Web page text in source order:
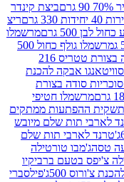
ביצת קינדר
ריצ
מרשמלו
מרשמלו גולף כחול 500
סוכריות סודה בצורת טטריס 216
להכנת
בצורת
חטיפי
ממתקים
שלם מיובש
תות שלם
טורטילה
ברביקיו
פילסברי